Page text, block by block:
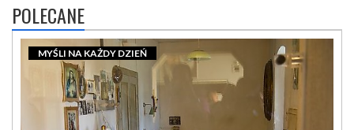
POLECANE
MYŚLI NA KAŻDY DZIEŃ